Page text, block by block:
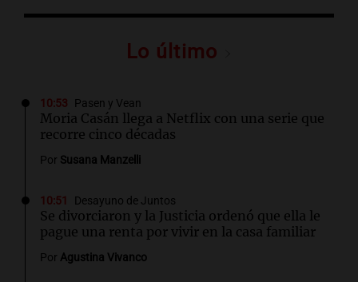
Lo último
10:53 Pasen y Vean
Moria Casán llega a Netflix con una serie que
recorre cinco décadas
Por Susana Manzelli
10:51 Desayuno de Juntos
Se divorciaron y la Justicia ordenó que ella le
pague una renta por vivir en la casa familiar
Por Agustina Vivanco